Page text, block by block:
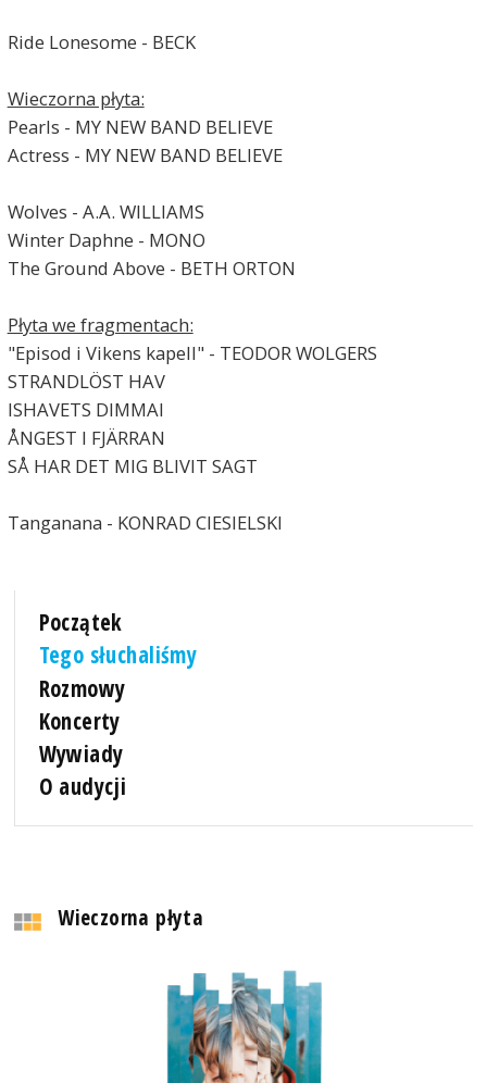
Ride Lonesome - BECK
Wieczorna płyta:
Pearls - MY NEW BAND BELIEVE
Actress - MY NEW BAND BELIEVE
Wolves - A.A. WILLIAMS
Winter Daphne - MONO
The Ground Above - BETH ORTON
Płyta we fragmentach:
"Episod i Vikens kapell" - TEODOR WOLGERS
STRANDLÖST HAV
ISHAVETS DIMMAI
ÅNGEST I FJÄRRAN
SÅ HAR DET MIG BLIVIT SAGT
Tanganana - KONRAD CIESIELSKI
Początek
Tego słuchaliśmy
Rozmowy
Koncerty
Wywiady
O audycji
Wieczorna płyta